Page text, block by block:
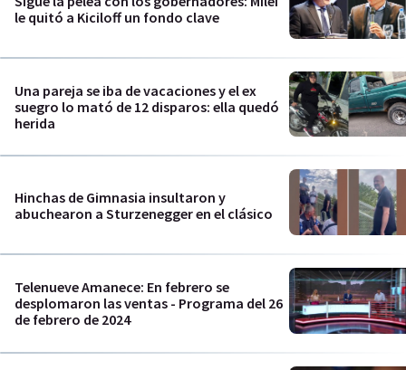
le quitó a Kiciloff un fondo clave
Una pareja se iba de vacaciones y el ex
suegro lo mató de 12 disparos: ella quedó
herida
Hinchas de Gimnasia insultaron y
abuchearon a Sturzenegger en el clásico
Telenueve Amanece: En febrero se
desplomaron las ventas - Programa del 26
de febrero de 2024